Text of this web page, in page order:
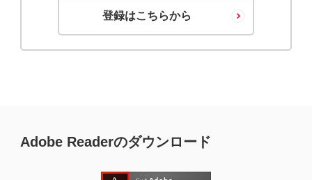
登録はこちらから
Adobe Readerのダウンロード